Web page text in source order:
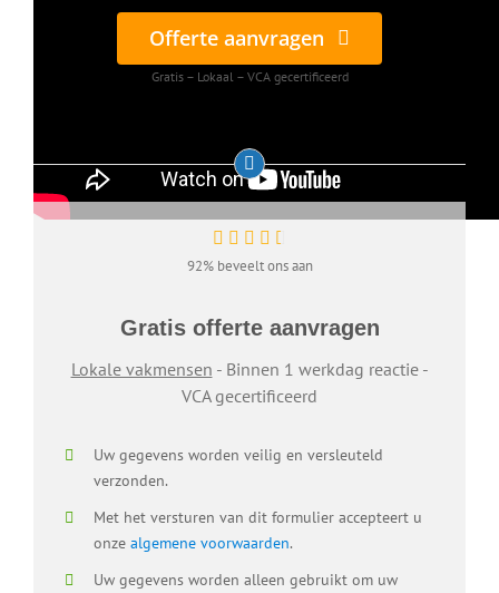
Offerte aanvragen
Gratis – Lokaal – VCA gecertificeerd
92% beveelt ons aan
Gratis offerte aanvragen
Lokale vakmensen - Binnen 1 werkdag reactie -
VCA gecertificeerd
Uw gegevens worden veilig en versleuteld
verzonden.
Met het versturen van dit formulier accepteert u
onze algemene voorwaarden.
Uw gegevens worden alleen gebruikt om uw